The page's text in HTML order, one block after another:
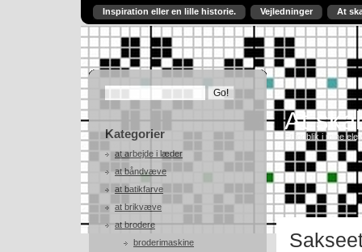
Inspiration eller en lille historie. Vejledninger At
Kategorier
at arbejde i læder
at båndvæve
at batikfarve
at brikvæve
at brodere
broderimaskine
At
Et indblik i mine